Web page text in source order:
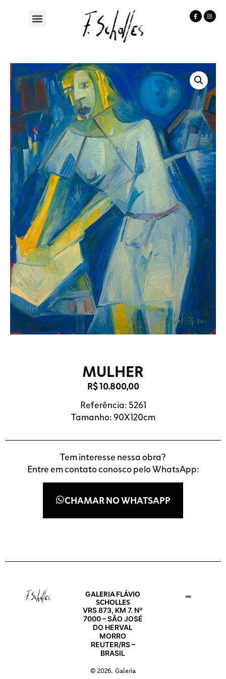
MULHER
R$10.800,00
Referência: 5261
Tamanho: 90X120cm
Tem interesse nessa obra?
Entre em contato conosco pelo WhatsApp:
CHAMAR NO WHATSAPP
GALERIA FLÁVIO
SCHOLLES
VRS 873, KM 7. Nº
7000 – SÃO JOSÉ
DO HERVAL
MORRO
REUTER/RS –
BRASIL
© 2026. Galeria